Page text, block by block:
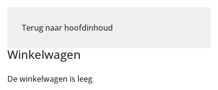
Terug naar hoofdinhoud
Winkelwagen
De winkelwagen is leeg